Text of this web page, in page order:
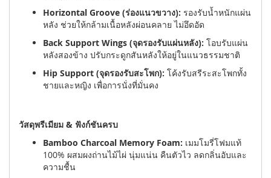
Horizontal Groove (ร่องแนวขวาง): รองรับน้ำหนักแผ่น
หลัง ช่วยให้กล้ามเนื้อหลังผ่อนคลาย ไม่อึดอัด
Back Support Wings (จุดรองรับแผ่นหลัง): โอบรับแผ่น
หลังสองข้าง ปรับกระดูกสันหลังให้อยู่ในแนวธรรมชาติ
Hip Support (จุดรองรับสะโพก): โค้งรับสรีระสะโพกทั้ง
ชายและหญิง เพื่อการนั่งที่มั่นคง
วัสดุพรีเมียม & ฟังก์ชันครบ
Bamboo Charcoal Memory Foam: เมมโมรี่โฟมแท้
100% ผสมผงถ่านไม้ไผ่ นุ่มแน่น คืนตัวไว ลดกลิ่นอับและ
ความชื้น